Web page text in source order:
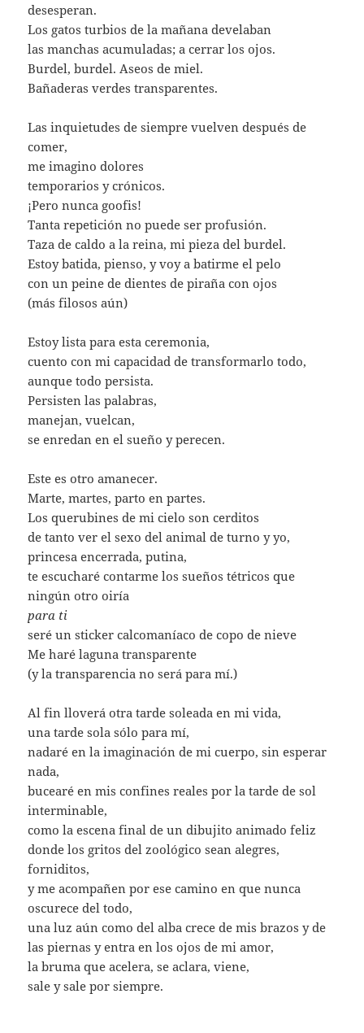
desesperan.
Los gatos turbios de la mañana develaban
las manchas acumuladas; a cerrar los ojos.
Burdel, burdel. Aseos de miel.
Bañaderas verdes transparentes.
Las inquietudes de siempre vuelven después de
comer,
me imagino dolores
temporarios y crónicos.
¡Pero nunca goofis!
Tanta repetición no puede ser profusión.
Taza de caldo a la reina, mi pieza del burdel.
Estoy batida, pienso, y voy a batirme el pelo
con un peine de dientes de piraña con ojos
(más filosos aún)
Estoy lista para esta ceremonia,
cuento con mi capacidad de transformarlo todo,
aunque todo persista.
Persisten las palabras,
manejan, vuelcan,
se enredan en el sueño y perecen.
Este es otro amanecer.
Marte, martes, parto en partes.
Los querubines de mi cielo son cerditos
de tanto ver el sexo del animal de turno y yo,
princesa encerrada, putina,
te escucharé contarme los sueños tétricos que
ningún otro oiría
para ti
seré un sticker calcomaníaco de copo de nieve
Me haré laguna transparente
(y la transparencia no será para mí.)
Al fin lloverá otra tarde soleada en mi vida,
una tarde sola sólo para mí,
nadaré en la imaginación de mi cuerpo, sin esperar
nada,
bucearé en mis confines reales por la tarde de sol
interminable,
como la escena final de un dibujito animado feliz
donde los gritos del zoológico sean alegres,
forniditos,
y me acompañen por ese camino en que nunca
oscurece del todo,
una luz aún como del alba crece de mis brazos y de
las piernas y entra en los ojos de mi amor,
la bruma que acelera, se aclara, viene,
sale y sale por siempre.